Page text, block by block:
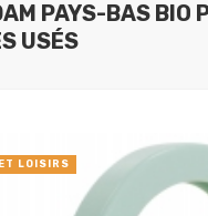
PAYS-BAS BIO
USÉS
LOISIRS